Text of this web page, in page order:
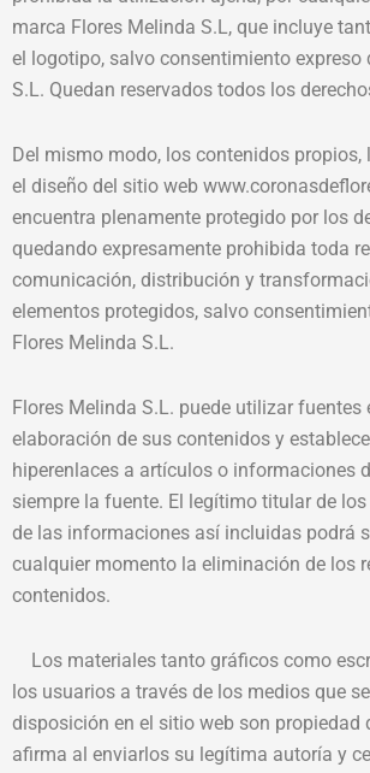
marca Flores Melinda S.L, que incluye
el logotipo, salvo consentimiento expreso
S.L. Quedan reservados todos los
Del mismo modo, los contenidos
el diseño del sitio web
encuentra plenamente protegido por los
quedando expresamente prohibida toda
comunicación, distribución y
elementos protegidos, salvo
Flores Melinda S.L.
Flores Melinda S.L. puede utilizar fuentes
elaboración de sus contenidos y
hiperenlaces a artículos o informaciones
siempre la fuente. El legítimo titular de
de las informaciones así incluidas podrá
cualquier momento la eliminación de los
contenidos.
Los materiales tanto gráficos como
los usuarios a través de los medios que
disposición en el sitio web son propiedad
afirma al enviarlos su legítima autoría y